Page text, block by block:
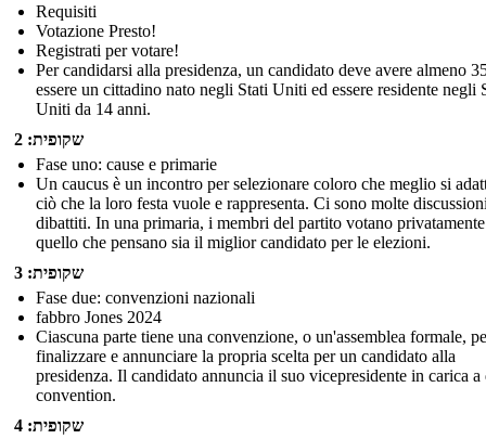
Requisiti
Votazione Presto!
Registrati per votare!
Per candidarsi alla presidenza, un candidato deve avere almeno
essere un cittadino nato negli Stati Uniti ed essere residente negli
Uniti da 14 anni.
שקופית: 2
Fase uno: cause e primarie
Un caucus è un incontro per selezionare coloro che meglio si
ciò che la loro festa vuole e rappresenta. Ci sono molte
dibattiti. In una primaria, i membri del partito votano
quello che pensano sia il miglior candidato per le elezioni.
שקופית: 3
Fase due: convenzioni nazionali
fabbro Jones 2024
Ciascuna parte tiene una convenzione, o un'assemblea formale,
finalizzare e annunciare la propria scelta per un candidato alla
presidenza. Il candidato annuncia il suo vicepresidente in carica a
convention.
שקופית: 4